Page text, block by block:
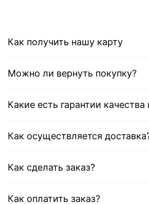
Как получить нашу карту
Можно ли вернуть покупку?
Какие есть гарантии качества
Как осуществляется
Как сделать заказ?
Как оплатить заказ?